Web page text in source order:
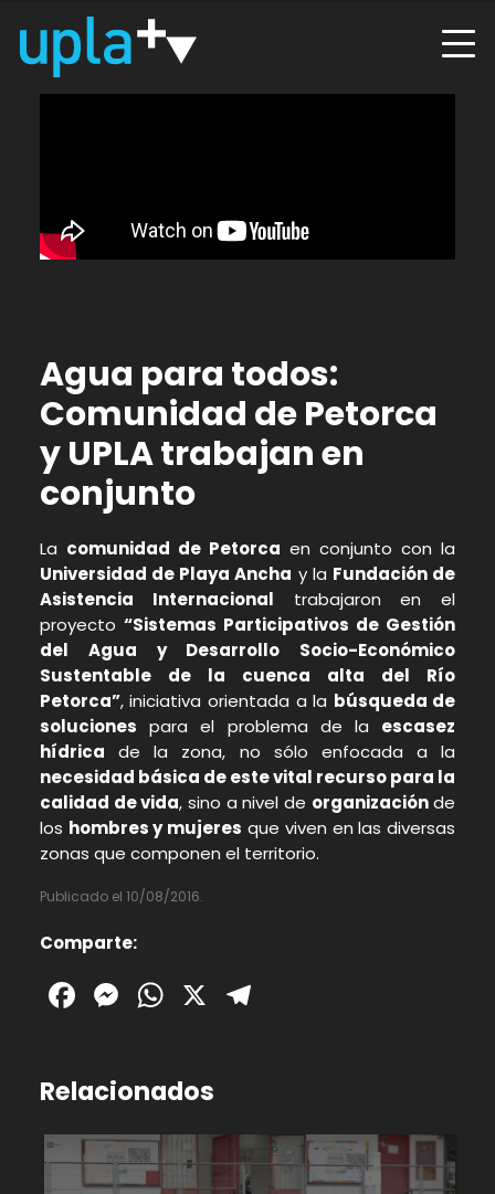
Agua para todos:
Comunidad de Petorca
y UPLA trabajan en
conjunto
La comunidad de Petorca en conjunto con la
Universidad de Playa Ancha y la Fundación de
Asistencia Internacional trabajaron en el
proyecto “Sistemas Participativos de Gestión
del Agua y Desarrollo Socio-Económico
Sustentable de la cuenca alta del Río
Petorca”, iniciativa orientada a la búsqueda de
soluciones para el problema de la escasez
hídrica de la zona, no sólo enfocada a la
necesidad básica de este vital recurso para la
calidad de vida, sino a nivel de organizaciónde
los hombres y mujeres que viven en las diversas
zonas que componen el territorio.
Publicado el 10/08/2016.
Comparte:
Facebook
Messenger
WhatsApp
X
Relacionados